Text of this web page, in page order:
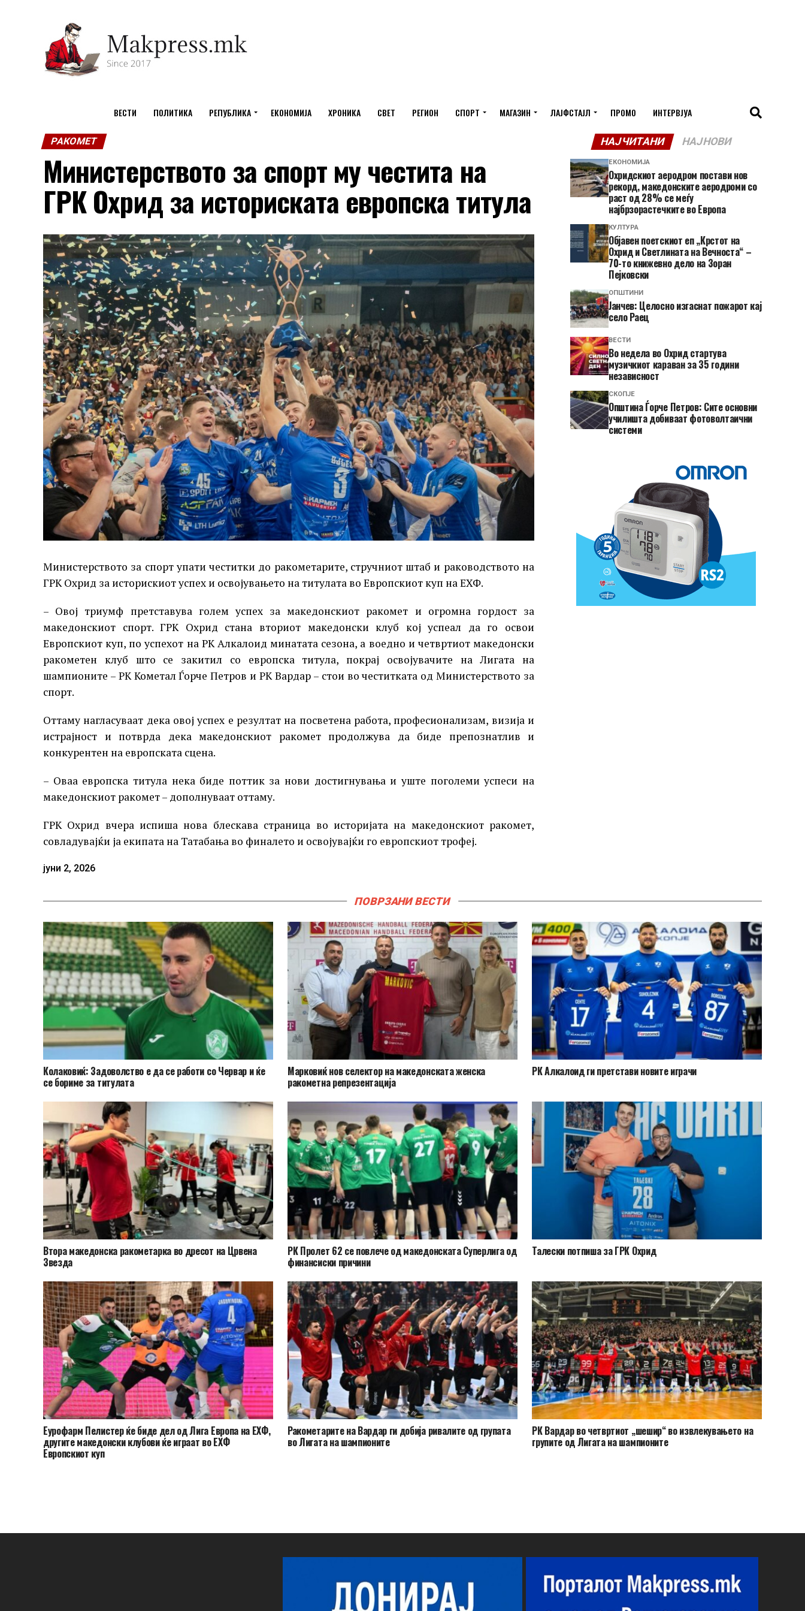
ВЕСТИ ПОЛИТИКА РЕПУБЛИКА ЕКОНОМИЈА ХРОНИКА СВЕТ РЕГИОН СПОРТ МАГАЗИН ЛАЈФСТАЈЛ ПРОМО ИНТЕРВЈУА
РАКОМЕТ
Министерството за спорт му честита на
ГРК Охрид за историската европска титула
Министерството за спорт упати честитки до ракометарите, стручниот штаб и раководството на
ГРК Охрид за историскиот успех и освојувањето на титулата во Европскиот куп на ЕХФ.
– Овој триумф претставува голем успех за македонскиот ракомет и огромна гордост за
македонскиот спорт. ГРК Охрид стана вториот македонски клуб кој успеал да го освои
Европскиот куп, по успехот на РК Алкалоид минатата сезона, а воедно и четвртиот македонски
ракометен клуб што се закитил со европска титула, покрај освојувачите на Лигата на
шампионите – РК Кометал Ѓорче Петров и РК Вардар – стои во честитката од Министерството за
спорт.
Оттаму нагласуваат дека овој успех е резултат на посветена работа, професионализам, визија и
истрајност и потврда дека македонскиот ракомет продолжува да биде препознатлив и
конкурентен на европската сцена.
– Оваа европска титула нека биде поттик за нови достигнувања и уште поголеми успеси на
македонскиот ракомет – дополнуваат оттаму.
ГРК Охрид вчера испиша нова блескава страница во историјата на македонскиот ракомет,
совладувајќи ја екипата на Татабања во финалето и освојувајќи го европскиот трофеј.
јуни 2, 2026
НАЈЧИТАНИ НАЈНОВИ
ЕКОНОМИЈА
Охридскиот аеродром постави нов
рекорд, македонските аеродроми со
раст од 28% се меѓу
најбрзорастечките во Европа
КУЛТУРА
Објавен поетскиот еп „Крстот на
Охрид и Светлината на Вечноста“ –
70-то книжевно дело на Зоран
Пејковски
ОПШТИНИ
Јанчев: Целосно изгаснат пожарот кај
село Раец
ВЕСТИ
Во недела во Охрид стартува
музичкиот караван за 35 години
независност
СКОПЈЕ
Општина Ѓорче Петров: Сите основни
училишта добиваат фотоволтаични
системи
ПОВРЗАНИ ВЕСТИ
Колаковиќ: Задоволство е да се работи со Червар и ќе
се бориме за титулата
Марковиќ нов селектор на македонската женска
ракометна репрезентација
РК Алкалоид ги претстави новите играчи
Втора македонска ракометарка во дресот на Црвена
Звезда
РК Пролет 62 се повлече од македонската Суперлига од
финансиски причини
Талески потпиша за ГРК Охрид
Еурофарм Пелистер ќе биде дел од Лига Европа на ЕХФ,
другите македонски клубови ќе играат во ЕХФ
Европскиот куп
Ракометарите на Вардар ги добија ривалите од групата
во Лигата на шампионите
РК Вардар во четвртиот „шешир“ во извлекувањето на
групите од Лигата на шампионите